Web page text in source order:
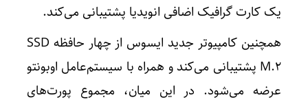
یک کارت گرافیک اضافی انویدیا پشتیبانی می‌کند.
همچنین کامپیوتر جدید ایسوس از چهار حافظه SSD
M.2 پشتیبانی می‌کند و همراه با سیستم‌عامل اوبونتو
عرضه می‌شود. در این میان، مجموع پورت‌های